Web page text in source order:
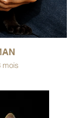
mois